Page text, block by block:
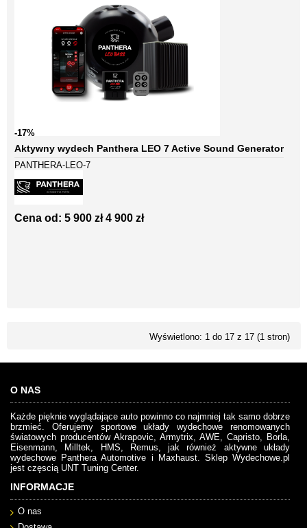
-17%
Aktywny wydech Panthera LEO 7 Active Sound Generator
PANTHERA-LEO-7
Cena od: 5 900 zł 4 900 zł
Wyświetlono: 1 do 17 z 17 (1 stron)
O NAS
Każde pięknie wyglądające auto powinno co najmniej tak samo dobrze
brzmieć. Oferujemy sportowe układy wydechowe renomowanych
światowych producentów Akrapovic, Armytrix, AWE, Capristo, Borla,
Eisenmann, Milltek, HMS, Remus, jak również aktywne układy
wydechowe Panthera Automotive i Maxhaust. Sklep Wydechowe.pl
jest częscią UNT Tuning Center.
INFORMACJE
O nas